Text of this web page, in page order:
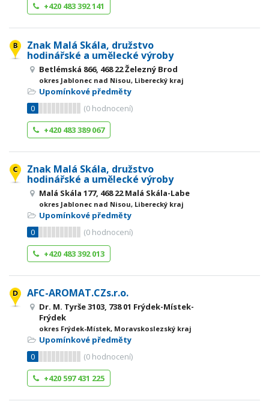
+420 483 392 141
Znak Malá Skála, družstvo
hodinářské a umělecké výroby
Betlémská 866, 468 22 Železný Brod
okres Jablonec nad Nisou, Liberecký kraj
Upomínkové předměty
0
(0 hodnocení)
+420 483 389 067
Znak Malá Skála, družstvo
hodinářské a umělecké výroby
Malá Skála 177, 468 22 Malá Skála-Labe
okres Jablonec nad Nisou, Liberecký kraj
Upomínkové předměty
0
(0 hodnocení)
+420 483 392 013
AFC-AROMAT.CZs.r.o.
Dr. M. Tyrše 3103, 738 01 Frýdek-Místek-
Frýdek
okres Frýdek-Místek, Moravskoslezský kraj
Upomínkové předměty
0
(0 hodnocení)
+420 597 431 225